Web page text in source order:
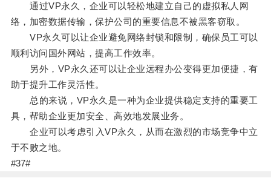
通过VP永久，企业可以轻松地建立自己的虚拟私人网
络，加密数据传输，保护公司的重要信息不被黑客窃取。
VP永久可以让企业避免网络封锁和限制，确保员工可以
顺利访问国外网站，提高工作效率。
另外，VP永久还可以让企业远程办公变得更加便捷，有
助于提升工作灵活性。
总的来说，VP永久是一种为企业提供稳定支持的重要工
具，帮助企业更加安全、高效地发展业务。
企业可以考虑引入VP永久，从而在激烈的市场竞争中立
于不败之地。
#37#